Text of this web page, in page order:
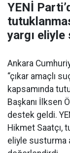
YENİ
yargı eliyle
Ankara
“çıkar amaçlı
kapsamında
Başkanı İlksen
destek geldi.
Hikmet Saatçı,
eliyle susturma